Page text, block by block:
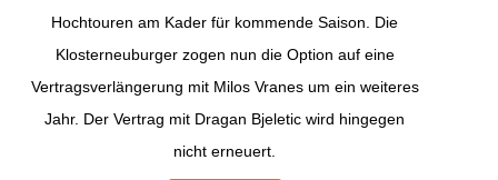
Hochtouren am Kader für kommende Saison. Die
Klosterneuburger zogen nun die Option auf eine
Vertragsverlängerung mit Milos Vranes um ein weiteres
Jahr. Der Vertrag mit Dragan Bjeletic wird hingegen
nicht erneuert.